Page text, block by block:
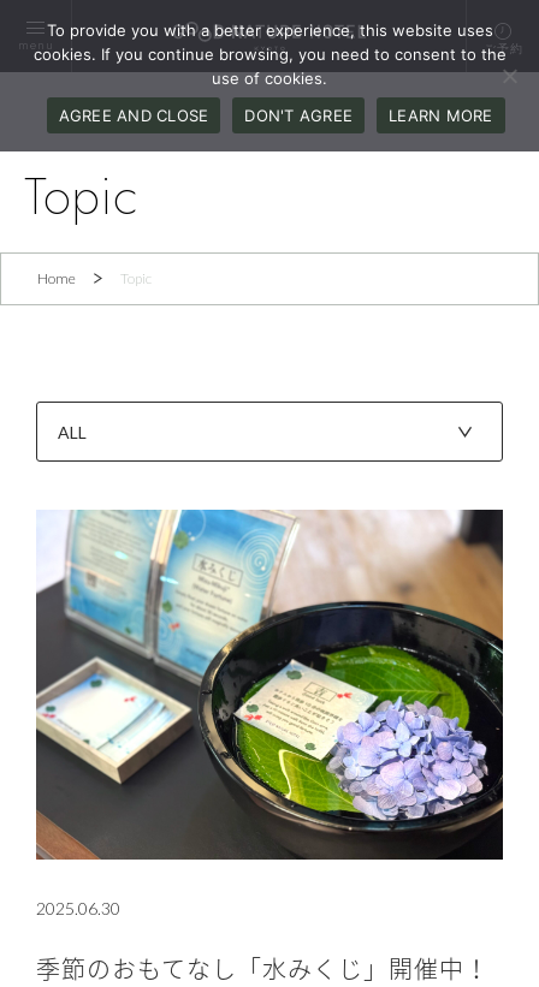
menu ご予約
Topic
Home Topic
2025.06.30
季節のおもてなし「水みくじ」開催中！
To provide you with a better experience, this website uses
cookies. If you continue browsing, you need to consent to the
use of cookies.
AGREE AND CLOSE
DON'T AGREE LEARN MORE